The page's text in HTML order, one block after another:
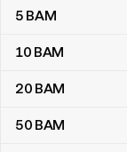
5 BAM
10 BAM
20 BAM
50 BAM